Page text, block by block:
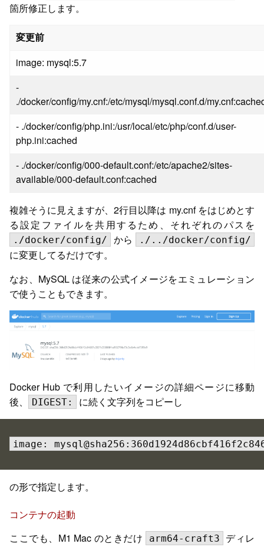
箇所修正します。
変更前
image: mysql:5.7
-
./docker/config/my.cnf:/etc/mysql/mysql.conf.d/
- ./docker/config/php.ini:/usr/local/etc/php/conf.d/user-
php.ini:cached
- ./docker/config/000-default.conf:/etc/apache2/sites-
available/000-default.conf:cached
複雑そうに見えますが、2行目以降は my.cnf をはじめとす
る設定ファイルを共用するため、それぞれのパスを
./docker/config/ から ./../docker/config/
に変更してるだけです。
なお、MySQL は従来の公式イメージをエミュレーション
で使うこともできます。
Docker Hub で利用したいイメージの詳細ページに移動
後、
DIGEST: に続く文字列をコピーし
image:
の形で指定します。
コンテナの起動
ここでも、M1 Mac のときだけ
arm64-craft3
ディレ